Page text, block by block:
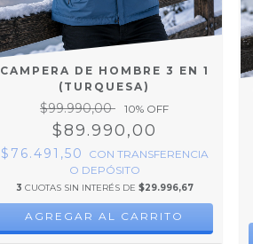
CAMPERA DE HOMBRE 3 EN 1
(TURQUESA)
$99.990,00 10% OFF
$89.990,00
$76.491,50 CON TRANSFERENCIA
O DEPÓSITO
3 CUOTAS SIN INTERÉS DE $29.996,67
AGREGAR AL CARRITO